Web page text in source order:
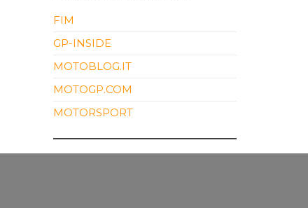
FIM
GP-INSIDE
MOTOBLOG.IT
MOTOGP.COM
MOTORSPORT